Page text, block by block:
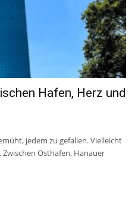
Hafen, Herz und
jedem zu gefallen. Vielleicht
Osthafen, Hanauer